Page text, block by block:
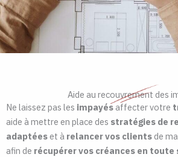
Aide au recouvrement des
Ne laissez pas les impayés affecter votre
aide à mettre en place des stratégies de
adaptées et à relancer vos clients de
afin de récupérer vos créances en toute